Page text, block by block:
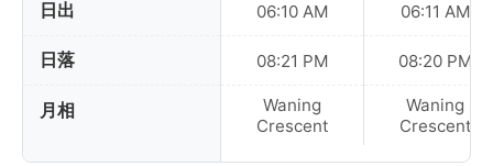
日出
日落
月相
06:10 AM
08:21 PM
Waning
Crescent
06:11 AM
08:20 PM
Waning
Crescent